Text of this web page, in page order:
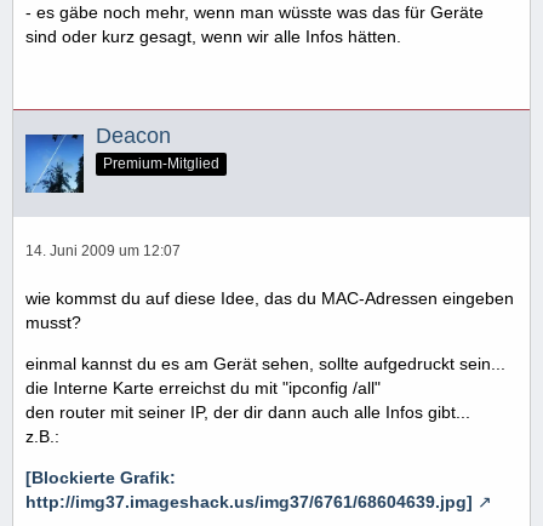
- es gäbe noch mehr, wenn man wüsste was das für Geräte
sind oder kurz gesagt, wenn wir alle Infos hätten.
Deacon
Premium-Mitglied
14. Juni 2009 um 12:07
wie kommst du auf diese Idee, das du MAC-Adressen eingeben
musst?
einmal kannst du es am Gerät sehen, sollte aufgedruckt sein...
die Interne Karte erreichst du mit "ipconfig /all"
den router mit seiner IP, der dir dann auch alle Infos gibt...
z.B.:
[Blockierte Grafik:
http://img37.imageshack.us/img37/6761/68604639.jpg]